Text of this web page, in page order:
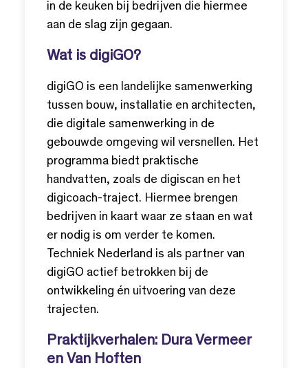
in de keuken bij bedrijven die hiermee
aan de slag zijn gegaan.
Wat is digiGO?
digiGO is een landelijke samenwerking
tussen bouw, installatie en architecten,
die digitale samenwerking in de
gebouwde omgeving wil versnellen. Het
programma biedt praktische
handvatten, zoals de digiscan en het
digicoach-traject. Hiermee brengen
bedrijven in kaart waar ze staan en wat
er nodig is om verder te komen.
Techniek Nederland is als partner van
digiGO actief betrokken bij de
ontwikkeling én uitvoering van deze
trajecten.
Praktijkverhalen: Dura Vermeer
en Van Hoften